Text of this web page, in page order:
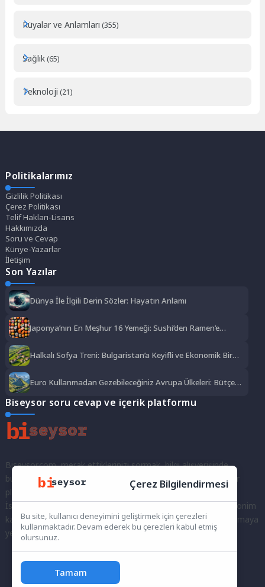
Rüyalar ve Anlamları (355)
Sağlık (65)
Teknoloji (21)
Politikalarımız
Gizlilik Politikası
Çerez Politikası
Telif Hakları-Lisans
Hakkımızda
Soru ve Cevap
Künye-Yazarlar
İletişim
Son Yazılar
Dünya İle İlgili Derin Sözler: Hayatın Anlamı
Japonya’nın En Meşhur 16 Yemeği: Sushi’den Ramen’e
Halkalı Sofya Treni: Bulgaristan’a Keyifli ve Ekonomik Bir
Euro Kullanmadan Gezebileceğiniz Avrupa Ülkeleri: Bütçe
Biseysor soru cevap ve içerik platformu
Biseysor.com, merak ettiklerinizi sormak, bilgi alışverişinde
bulunmak ve fikirlerinizi paylaşmak için bir araya geldiğimiz bir
platformdur.
İster kayıtlı bir kullanıcı olarak topluluğumuza katılın, ister anonim
kalarak sorularınızı yöneltin; burada her türlü soruya ve tartışmaya
yer var. Bilgiyi keşfetmek ve paylaşmak için bize katılın!
Çerez Bilgilendirmesi
Bu site, kullanıcı deneyimini geliştirmek için çerezleri
kullanmaktadır. Devam ederek bu çerezleri kabul etmiş
olursunuz.
Tamam